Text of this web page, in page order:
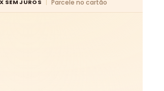
SEM JUROS Parcele no cartão